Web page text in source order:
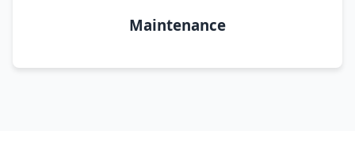
Maintenance